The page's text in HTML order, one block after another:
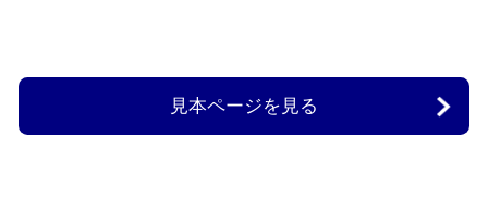
見本ページを見る